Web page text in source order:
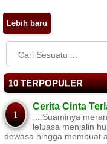
Lebih baru
10 TERPOPULER
Cerita Cinta
....Suaminya
leluasa menjalin
dewasa hingga membuat